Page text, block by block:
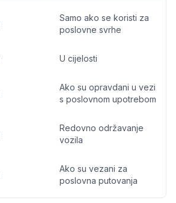
Samo ako se koristi za
poslovne svrhe
U cijelosti
Ako su opravdani u vezi
s poslovnom upotrebom
Redovno održavanje
vozila
Ako su vezani za
poslovna putovanja